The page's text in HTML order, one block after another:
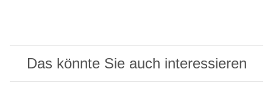
Das könnte Sie auch interessieren